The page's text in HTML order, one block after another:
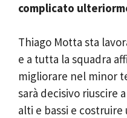
complicato
Thiago Motta sta
e a tutta la squadra
migliorare nel minor
sarà decisivo riuscire
alti e bassi e